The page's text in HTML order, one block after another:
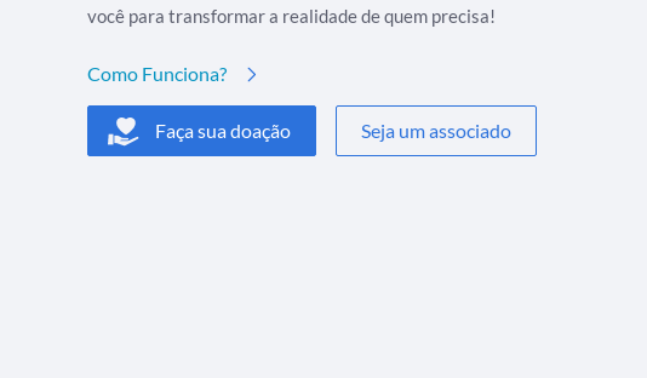
você para transformar a realidade de quem precisa!
Como Funciona?
Faça sua doação Seja um associado